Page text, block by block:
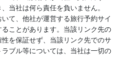
当社は何ら責任を負いません。
て、他社が運営する旅行予約サイ
ることがあります。当該リンク先の
を保証せず、当該リンク先でのサ
ブル等については、当社は一切の